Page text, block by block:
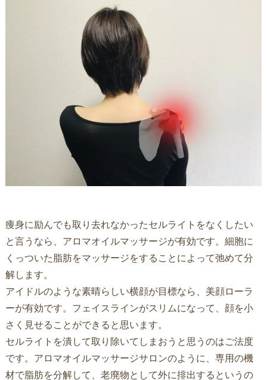
痩身に励んでも取り去れなかったセルライトをなくしたい
と言うなら、アロマオイルマッサージが有効です。細胞に
くっついた脂肪をマッサージをすることによって弛めて分
解します。
アイドルのような素晴らしい横顔が目標なら、美顔ローラ
ーが有効です。フェイスラインがスリムになって、顔を小
さく見せることができると思います。
セルライトを潰して取り除いてしまおうと思うのはご法度
です。アロマオイルマッサージサロンのように、専用の機
材で脂肪を分解して、老廃物として外に排出するというの